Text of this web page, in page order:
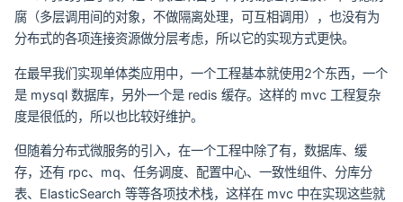
腐（多层调用间的对象，不做隔离处理，可互相调用），也没有为
分布式的各项连接资源做分层考虑，所以它的实现方式更快。
在最早我们实现单体类应用中，一个工程基本就使用2个东西，一个
是 mysql 数据库，另外一个是 redis 缓存。这样的 mvc 工程复杂
度是很低的，所以也比较好维护。
但随着分布式微服务的引入，在一个工程中除了有，数据库、缓
存，还有 rpc、mq、任务调度、配置中心、一致性组件、分库分
表、ElasticSearch 等等各项技术栈，这样在 mvc 中在实现这些就